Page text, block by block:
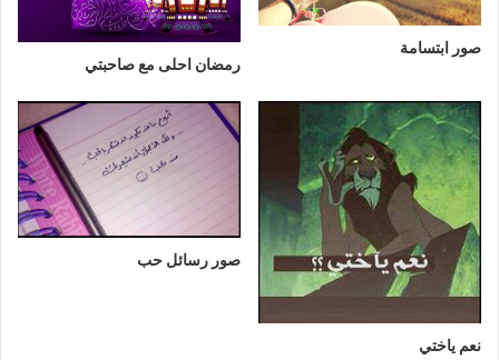
صور ابتسامة
رمضان احلى مع صاحبتي
نعم ياختي
صور رسائل حب